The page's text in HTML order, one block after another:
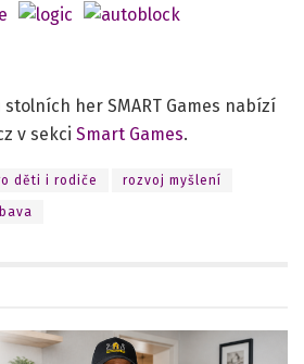
her SMART Games nabízí
v sekci Smart Games.
děti i rodiče rozvoj myšlení